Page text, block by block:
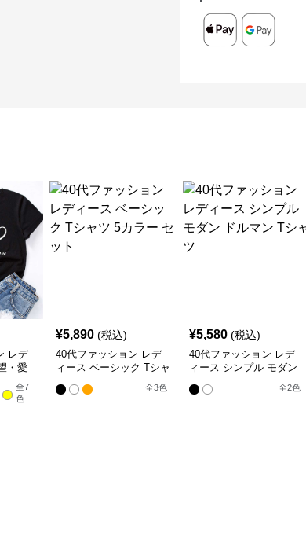
レデ
・愛
ツ全7
色
¥5,890 (税込)
40代ファッション レデ
ィース ベーシック Tシャ
全3色
¥5,580 (税込)
40代ファッション レデ
ィース シンプル モダン
全2色